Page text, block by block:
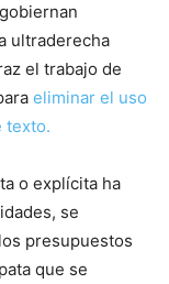
ultraderecha
el trabajo de
eliminar el uso
texto.
o explícita ha
se
presupuestos
que se